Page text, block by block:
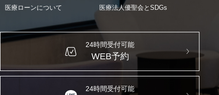
医療ローンについて
医療法人優聖会とSDGs
24時間受付可能
WEB予約
24時間受付可能